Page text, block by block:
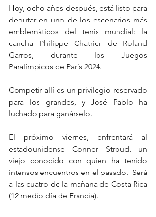
Hoy, ocho años después, está listo para
debutar en uno de los escenarios más
emblemáticos del tenis mundial: la
cancha Philippe Chatrier de Roland
Garros, durante los Juegos
Paralímpicos de París 2024.
Competir allí es un privilegio reservado
para los grandes, y José Pablo ha
luchado para ganárselo.
El próximo viernes, enfrentará al
estadounidense Conner Stroud, un
viejo conocido con quien ha tenido
intensos encuentros en el pasado.  Será
a las cuatro de la mañana de Costa Rica
(12 medio día de Francia).